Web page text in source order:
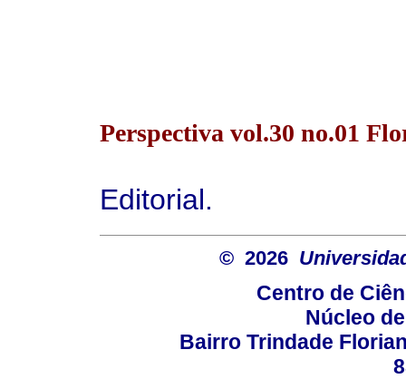
Perspectiva vol.30 no.01
Editorial.
© 2026
Centro de
Núcleo
Bairro Trindade